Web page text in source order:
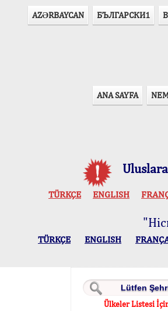
AZӘRBAYCAN БЪЛГАРСКИ1
ANA SAYFA
TÜRKÇE ENGLISH
TÜRKÇE ENGLISH
Ülkeler Listesi İçin